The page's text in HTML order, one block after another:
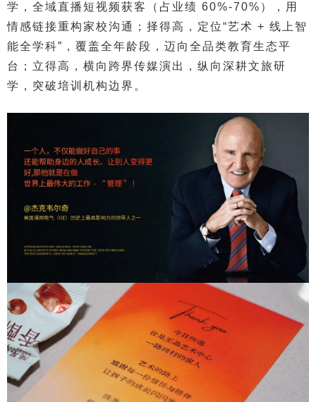
学，全域直播短视频获客（占业绩 60%-70%），用
情感链接重构家校沟通；择得高，定位“艺术 + 线上智
能全学科”，覆盖全年龄段，迈向全品类教育生态平
台；立得高，横向跨界传媒演出，纵向深耕文旅研
学，突破培训机构边界。